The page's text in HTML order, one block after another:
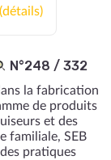
(détails)
N°248 / 332
la fabrication
de produits
et des
familiale, SEB
pratiques